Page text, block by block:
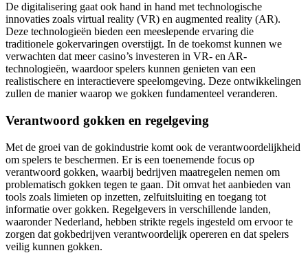
De digitalisering gaat ook hand in hand met technologische
innovaties zoals virtual reality (VR) en augmented reality (AR).
Deze technologieën bieden een meeslepende ervaring die
traditionele gokervaringen overstijgt. In de toekomst kunnen we
verwachten dat meer casino’s investeren in VR- en AR-
technologieën, waardoor spelers kunnen genieten van een
realistischere en interactievere speelomgeving. Deze ontwikkelingen
zullen de manier waarop we gokken fundamenteel veranderen.
Verantwoord gokken en regelgeving
Met de groei van de gokindustrie komt ook de verantwoordelijkheid
om spelers te beschermen. Er is een toenemende focus op
verantwoord gokken, waarbij bedrijven maatregelen nemen om
problematisch gokken tegen te gaan. Dit omvat het aanbieden van
tools zoals limieten op inzetten, zelfuitsluiting en toegang tot
informatie over gokken. Regelgevers in verschillende landen,
waaronder Nederland, hebben strikte regels ingesteld om ervoor te
zorgen dat gokbedrijven verantwoordelijk opereren en dat spelers
veilig kunnen gokken.